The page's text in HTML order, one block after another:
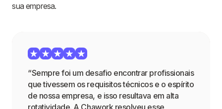
sua empresa.
“Sempre foi um desafio encontrar profissionais
que tivessem os requisitos técnicos e o espírito
de nossa empresa, e isso resultava em alta